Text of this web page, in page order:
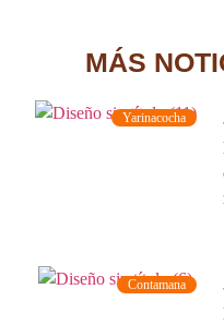
MÁS
Yarinacocha
Contamana